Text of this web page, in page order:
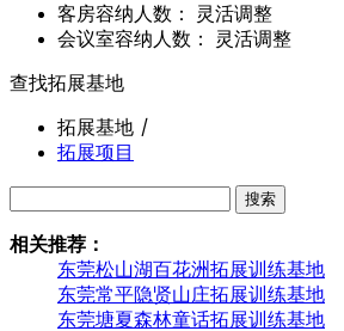
客房容纳人数： 灵活调整
会议室容纳人数： 灵活调整
查找拓展基地
拓展基地 丨
拓展项目
搜索
相关推荐：
东莞松山湖百花洲拓展训练基地
东莞常平隐贤山庄拓展训练基地
东莞塘夏森林童话拓展训练基地